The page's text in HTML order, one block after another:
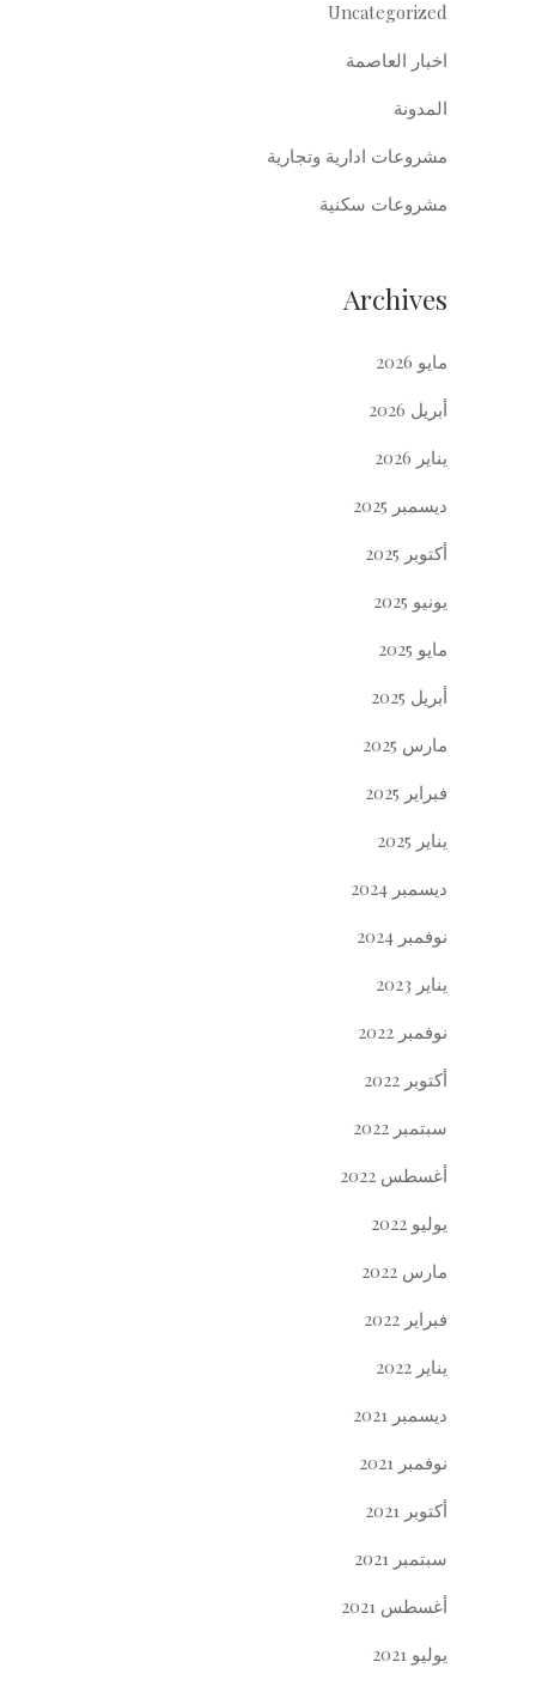
Uncategorized
اخبار العاصمة
المدونة
مشروعات ادارية وتجارية
مشروعات سكنية
Archives
مايو 2026
أبريل 2026
يناير 2026
ديسمبر 2025
أكتوبر 2025
يونيو 2025
مايو 2025
أبريل 2025
مارس 2025
فبراير 2025
يناير 2025
ديسمبر 2024
نوفمبر 2024
يناير 2023
نوفمبر 2022
أكتوبر 2022
سبتمبر 2022
أغسطس 2022
يوليو 2022
مارس 2022
فبراير 2022
يناير 2022
ديسمبر 2021
نوفمبر 2021
أكتوبر 2021
سبتمبر 2021
أغسطس 2021
يوليو 2021